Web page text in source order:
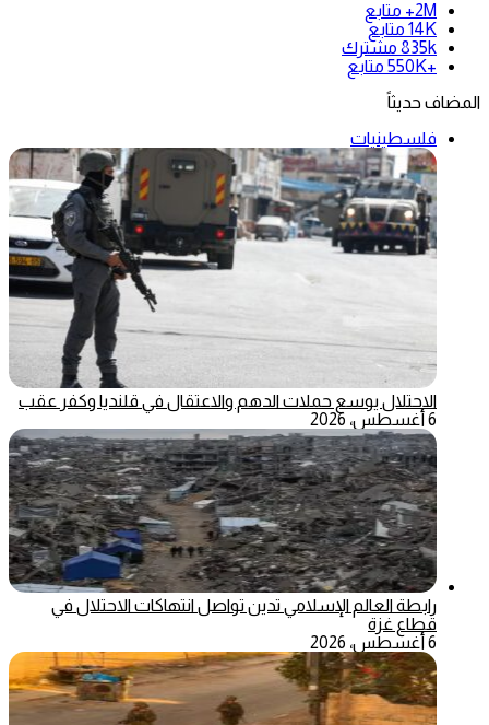
2M+
متابع
14K متابع
835k مشترك
+550K
متابع
المضاف حديثاً
فلسطينيات
الاحتلال يوسع حملات الدهم والاعتقال في قلنديا وكفر عقب
6 أغسطس، 2026
رابطة العالم الإسلامي تدين تواصل انتهاكات الاحتلال في
قطاع غزة
6 أغسطس، 2026